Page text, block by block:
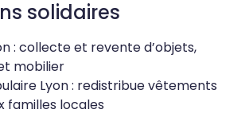
solidaires
: collecte et revente d’objets,
mobilier
Lyon : redistribue vêtements
familles locales